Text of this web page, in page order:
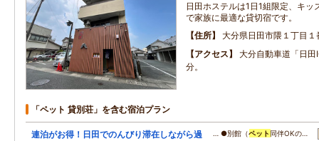
日田ホステルは1日1組限定、キ
で家族に最適な貸切宿です。
住所
大分県日田市隈１丁目１
アクセス
大分自動車道「日
分。
「ペット 貸別荘」を含む宿泊プラン
連泊がお得！日田でのんびり滞在しながら過
… ●別館（ペット 同伴OKの…